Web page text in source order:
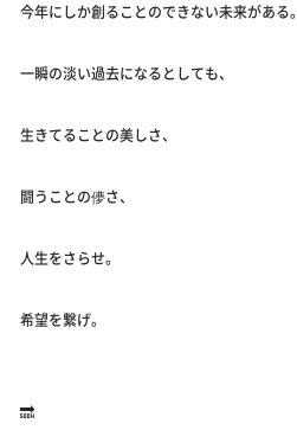
今年にしか創ることのできない未来がある。
一瞬の淡い過去になるとしても、
生きてることの美しさ、
闘うことの儚さ、
人生をさらせ。
希望を繋げ。
🔜